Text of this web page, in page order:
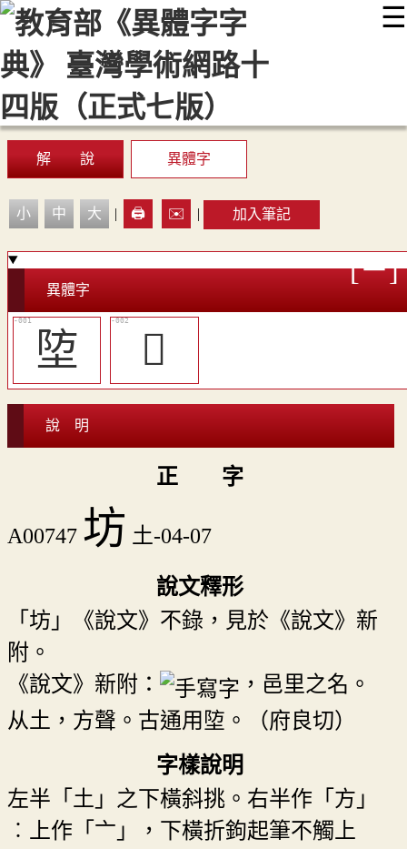
☰
::: 最新消息 常見問題 編輯說明
顯示模式
解 說 異體字
小 中 大 | 🖨️ ✉️ | 加入筆記
異體字
埅 𨹛
說 明
正 字
A00747 坊 土-04-07
說文釋形
「坊」《說文》不錄，見於《說文》新
附。
《說文》新附：
，邑里之名。
从土，方聲。古通用埅。（府良切）
字樣說明
左半「土」之下橫斜挑。右半作「方」
︰上作「亠」，下橫折鉤起筆不觸上